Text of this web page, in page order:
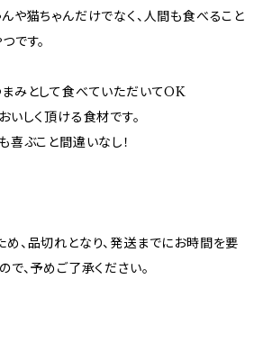
や猫ちゃんだけでなく、人間も食べること
です。
みとして食べていただいてOK
いしく頂ける食材です。
喜ぶこと間違いなし！
、品切れとなり、発送までにお時間を要
で、予めご了承ください。